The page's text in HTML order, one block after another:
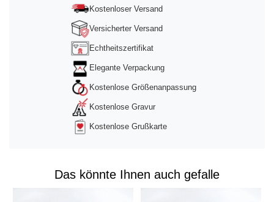
Management Platform&Trusted Shops
Kostenloser Versand
Versicherter Versand
Echtheitszertifikat
Elegante Verpackung
Kostenlose Größenanpassung
Kostenlose Gravur
Kostenlose Grußkarte
Das könnte Ihnen auch gefalle